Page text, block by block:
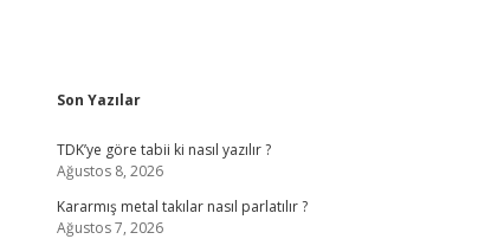
Sidebar
Son Yazılar
TDK’ye göre tabii ki nasıl yazılır ?
Ağustos 8, 2026
Kararmış metal takılar nasıl parlatılır ?
Ağustos 7, 2026